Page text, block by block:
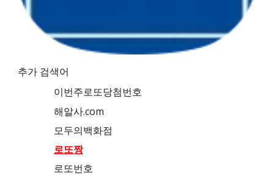
추가 검색어
이번주로또당첨번호
해알사.com
모두의백화점
로또짱
로또번호